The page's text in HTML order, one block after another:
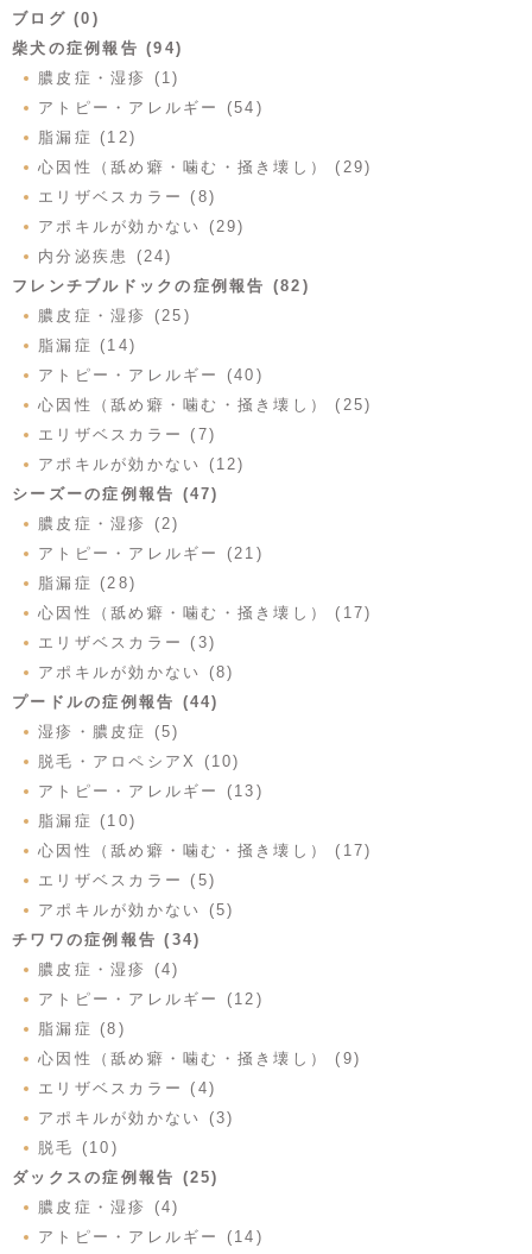
ブログ (0)
柴犬の症例報告 (94)
膿皮症・湿疹 (1)
アトピー・アレルギー (54)
脂漏症 (12)
心因性（舐め癖・噛む・掻き壊し） (29)
エリザベスカラー (8)
アポキルが効かない (29)
内分泌疾患 (24)
フレンチブルドックの症例報告 (82)
膿皮症・湿疹 (25)
脂漏症 (14)
アトピー・アレルギー (40)
心因性（舐め癖・噛む・掻き壊し） (25)
エリザベスカラー (7)
アポキルが効かない (12)
シーズーの症例報告 (47)
膿皮症・湿疹 (2)
アトピー・アレルギー (21)
脂漏症 (28)
心因性（舐め癖・噛む・掻き壊し） (17)
エリザベスカラー (3)
アポキルが効かない (8)
プードルの症例報告 (44)
湿疹・膿皮症 (5)
脱毛・アロペシアX (10)
アトピー・アレルギー (13)
脂漏症 (10)
心因性（舐め癖・噛む・掻き壊し） (17)
エリザベスカラー (5)
アポキルが効かない (5)
チワワの症例報告 (34)
膿皮症・湿疹 (4)
アトピー・アレルギー (12)
脂漏症 (8)
心因性（舐め癖・噛む・掻き壊し） (9)
エリザベスカラー (4)
アポキルが効かない (3)
脱毛 (10)
ダックスの症例報告 (25)
膿皮症・湿疹 (4)
アトピー・アレルギー (14)